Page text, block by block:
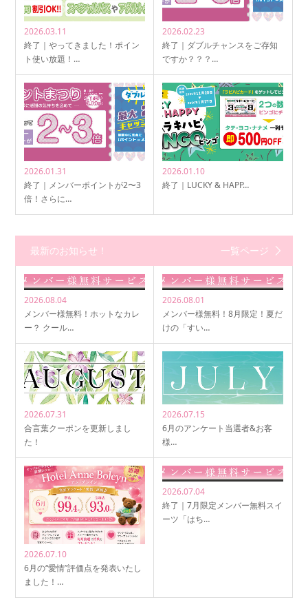
2026.03.11
終了｜やってきました！ポイン
ト使い放題！…
2026.02.23
終了｜ダブルチャンスをご存知
ですか？？？…
2026.01.31
終了｜メンバーポイントが2〜3
倍！さらに…
2026.01.10
終了｜LUCKY & HAPP…
最新のお知らせ！ 一覧ページ
2026.08.04
メンバー様無料！ホットなカレ
ー？ クール…
2026.08.01
メンバー様無料！8月限定！夏だ
けの「すい…
2026.07.31
合言葉クーポンを更新しまし
た！
2026.07.15
6月のアンケート当選者&お客
様…
2026.07.10
6月の“愛情”評価点を発表いたし
ました！…
2026.07.04
終了｜7月限定メンバー無料スイ
ーツ「はち…